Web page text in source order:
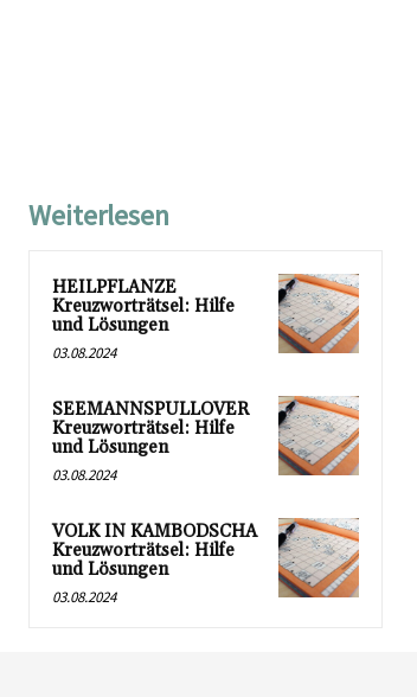
Weiterlesen
HEILPFLANZE
Kreuzworträtsel: Hilfe
und Lösungen
03.08.2024
SEEMANNSPULLOVER
Kreuzworträtsel: Hilfe
und Lösungen
03.08.2024
VOLK IN KAMBODSCHA
Kreuzworträtsel: Hilfe
und Lösungen
03.08.2024